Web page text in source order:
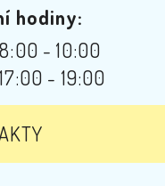
hodiny:
- 10:00
- 19:00